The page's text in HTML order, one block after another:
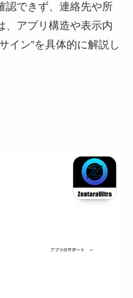
認できず、連絡先や所
、アプリ構造や表示内
イン”を具体的に解説し